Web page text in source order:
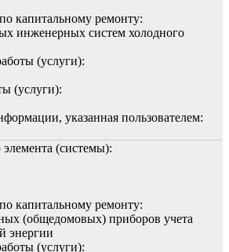
капитальному ремонту:
инженерных систем холодного
(услуги):
(услуги):
указанная пользователем:
(системы):
капитальному ремонту:
(общедомовых) приборов учета
энергии
(услуги):